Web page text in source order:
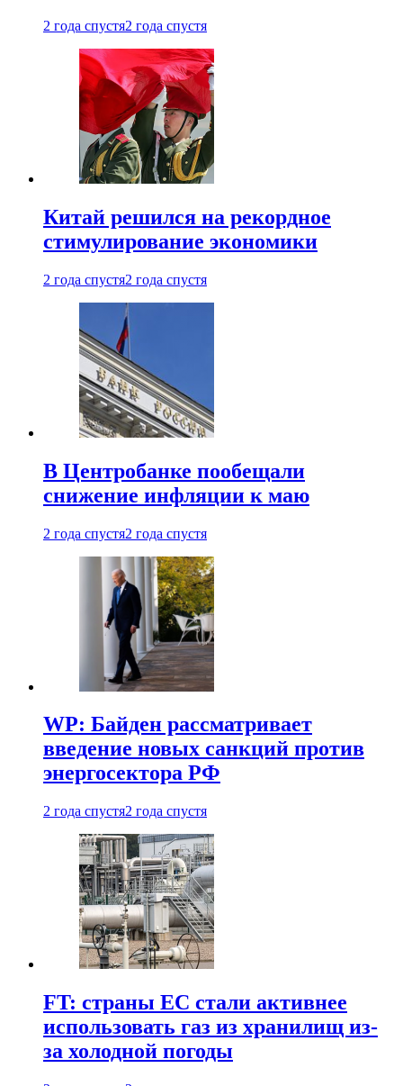
2 года спустя2 года спустя
Китай решился на рекордное
стимулирование экономики
2 года спустя2 года спустя
В Центробанке пообещали
снижение инфляции к маю
2 года спустя2 года спустя
WP: Байден рассматривает
введение новых санкций против
энергосектора РФ
2 года спустя2 года спустя
FT: страны ЕС стали активнее
использовать газ из хранилищ из-
за холодной погоды